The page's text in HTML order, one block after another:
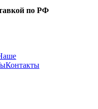
по РФ
Контакты